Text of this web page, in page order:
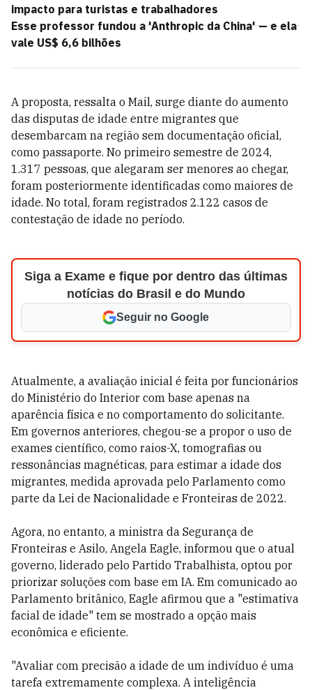
impacto para turistas e trabalhadores
Esse professor fundou a 'Anthropic da China' — e ela
vale US$ 6,6 bilhões
A proposta, ressalta o Mail, surge diante do aumento
das disputas de idade entre migrantes que
desembarcam na região sem documentação oficial,
como passaporte. No primeiro semestre de 2024,
1.317 pessoas, que alegaram ser menores ao chegar,
foram posteriormente identificadas como maiores de
idade. No total, foram registrados 2.122 casos de
contestação de idade no período.
Siga a Exame e fique por dentro das últimas
notícias do Brasil e do Mundo
Seguir no Google
Atualmente, a avaliação inicial é feita por funcionários
do Ministério do Interior com base apenas na
aparência física e no comportamento do solicitante.
Em governos anteriores, chegou-se a propor o uso de
exames científico, como raios-X, tomografias ou
ressonâncias magnéticas, para estimar a idade dos
migrantes, medida aprovada pelo Parlamento como
parte da Lei de Nacionalidade e Fronteiras de 2022.
Agora, no entanto, a ministra da Segurança de
Fronteiras e Asilo, Angela Eagle, informou que o atual
governo, liderado pelo Partido Trabalhista, optou por
priorizar soluções com base em IA. Em comunicado ao
Parlamento britânico, Eagle afirmou que a "estimativa
facial de idade" tem se mostrado a opção mais
econômica e eficiente.
"Avaliar com precisão a idade de um indivíduo é uma
tarefa extremamente complexa. A inteligência